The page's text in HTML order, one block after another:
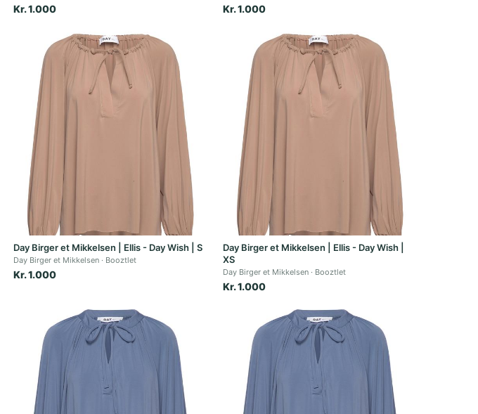
Kr. 1.000 Kr. 1.000
Day Birger et Mikkelsen | Ellis - Day Wish | S
Day Birger et Mikkelsen Booztlet
Kr. 1.000
Day Birger et Mikkelsen | Ellis - Day Wish |
XS
Day Birger et Mikkelsen Booztlet
Kr. 1.000